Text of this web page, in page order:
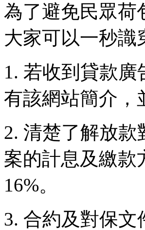
為了避免民眾荷
大家可以一秒識
1. 若收到貸款
有該網站簡介，
2. 清楚了解放
案的計息及繳款
16%。
3. 合約及對保